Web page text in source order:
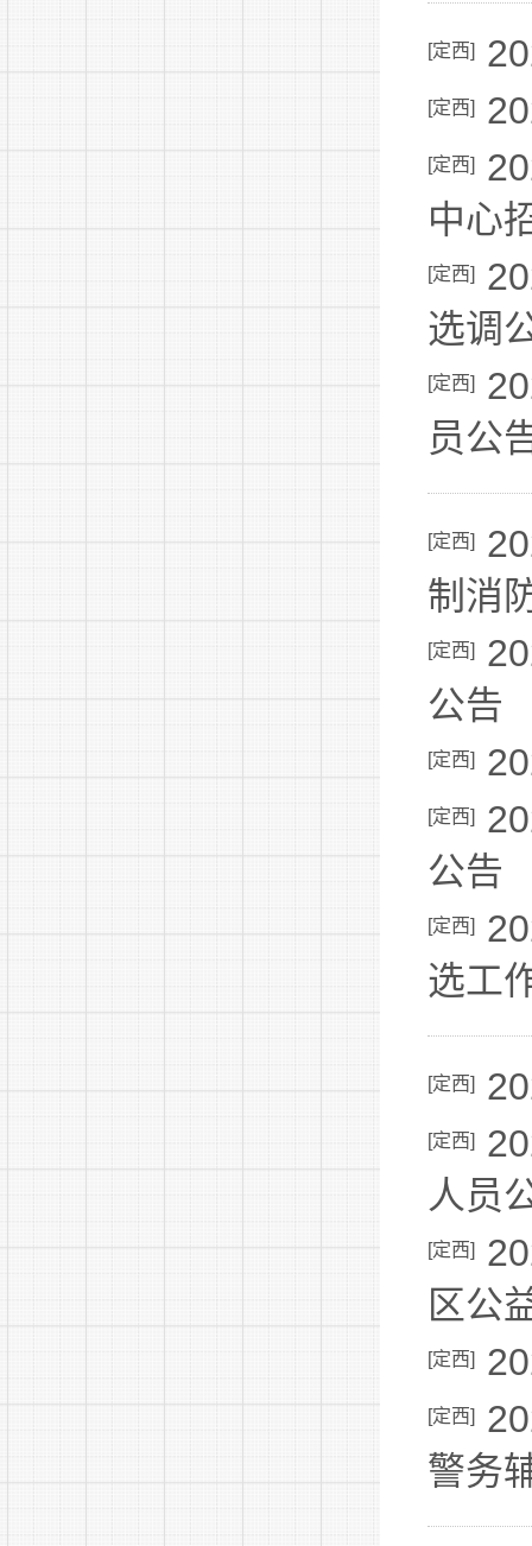
[定西]
[定西]
[定西]
中心
[定西]
选调
[定西]
员公
[定西]
制消
[定西]
公告
[定西]
[定西]
公告
[定西]
选工
[定西]
[定西]
人员
[定西]
区公
[定西]
[定西]
警务